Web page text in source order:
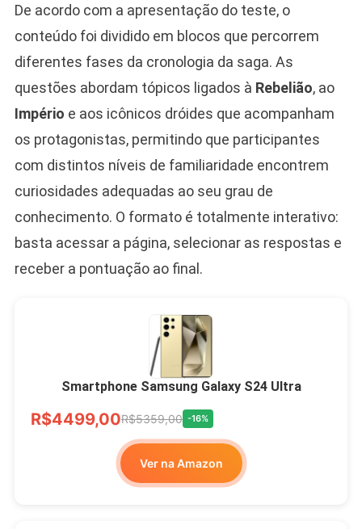
De acordo com a apresentação do teste, o
conteúdo foi dividido em blocos que percorrem
diferentes fases da cronologia da saga. As
questões abordam tópicos ligados à Rebelião, ao
Império e aos icônicos dróides que acompanham
os protagonistas, permitindo que participantes
com distintos níveis de familiaridade encontrem
curiosidades adequadas ao seu grau de
conhecimento. O formato é totalmente interativo:
basta acessar a página, selecionar as respostas e
receber a pontuação ao final.
Smartphone Samsung Galaxy S24 Ultra
R$4499,00R$5359,00 -16%
Ver na Amazon